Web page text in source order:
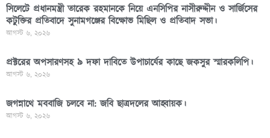
সিলেটে প্রধানমন্ত্রী তারেক রহমানকে নিয়ে এনসিপির নাসীরুদ্দীন ও সার্জিসের
কটুক্তির প্রতিবাদে সুনামগঞ্জের বিক্ষোভ মিছিল ও প্রতিবাদ সভা।
আগস্ট ৬, ২০২৬
প্রক্টরের অপসারণসহ ৯ দফা দাবিতে উপাচার্যের কাছে জকসুর স্মারকলিপি।
আগস্ট ৬, ২০২৬
জগন্নাথে মববাজি চলবে না: জবি ছাত্রদলের আহ্বায়ক।
আগস্ট ৬, ২০২৬